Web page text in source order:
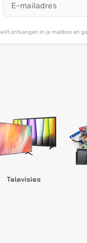
ontvangen in je mailbox en
Televisies